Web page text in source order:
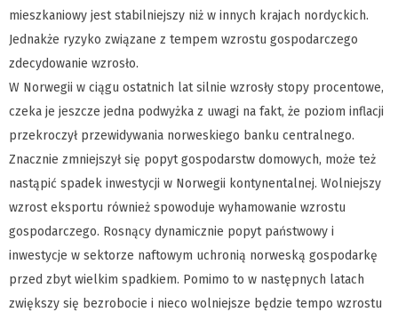
mieszkaniowy jest stabilniejszy niż w innych krajach nordyckich.
Jednakże ryzyko związane z tempem wzrostu gospodarczego
zdecydowanie wzrosło.
W Norwegii w ciągu ostatnich lat silnie wzrosły stopy procentowe,
czeka je jeszcze jedna podwyżka z uwagi na fakt, że poziom inflacji
przekroczył przewidywania norweskiego banku centralnego.
Znacznie zmniejszył się popyt gospodarstw domowych, może też
nastąpić spadek inwestycji w Norwegii kontynentalnej. Wolniejszy
wzrost eksportu również spowoduje wyhamowanie wzrostu
gospodarczego. Rosnący dynamicznie popyt państwowy i
inwestycje w sektorze naftowym uchronią norweską gospodarkę
przed zbyt wielkim spadkiem. Pomimo to w następnych latach
zwiększy się bezrobocie i nieco wolniejsze będzie tempo wzrostu